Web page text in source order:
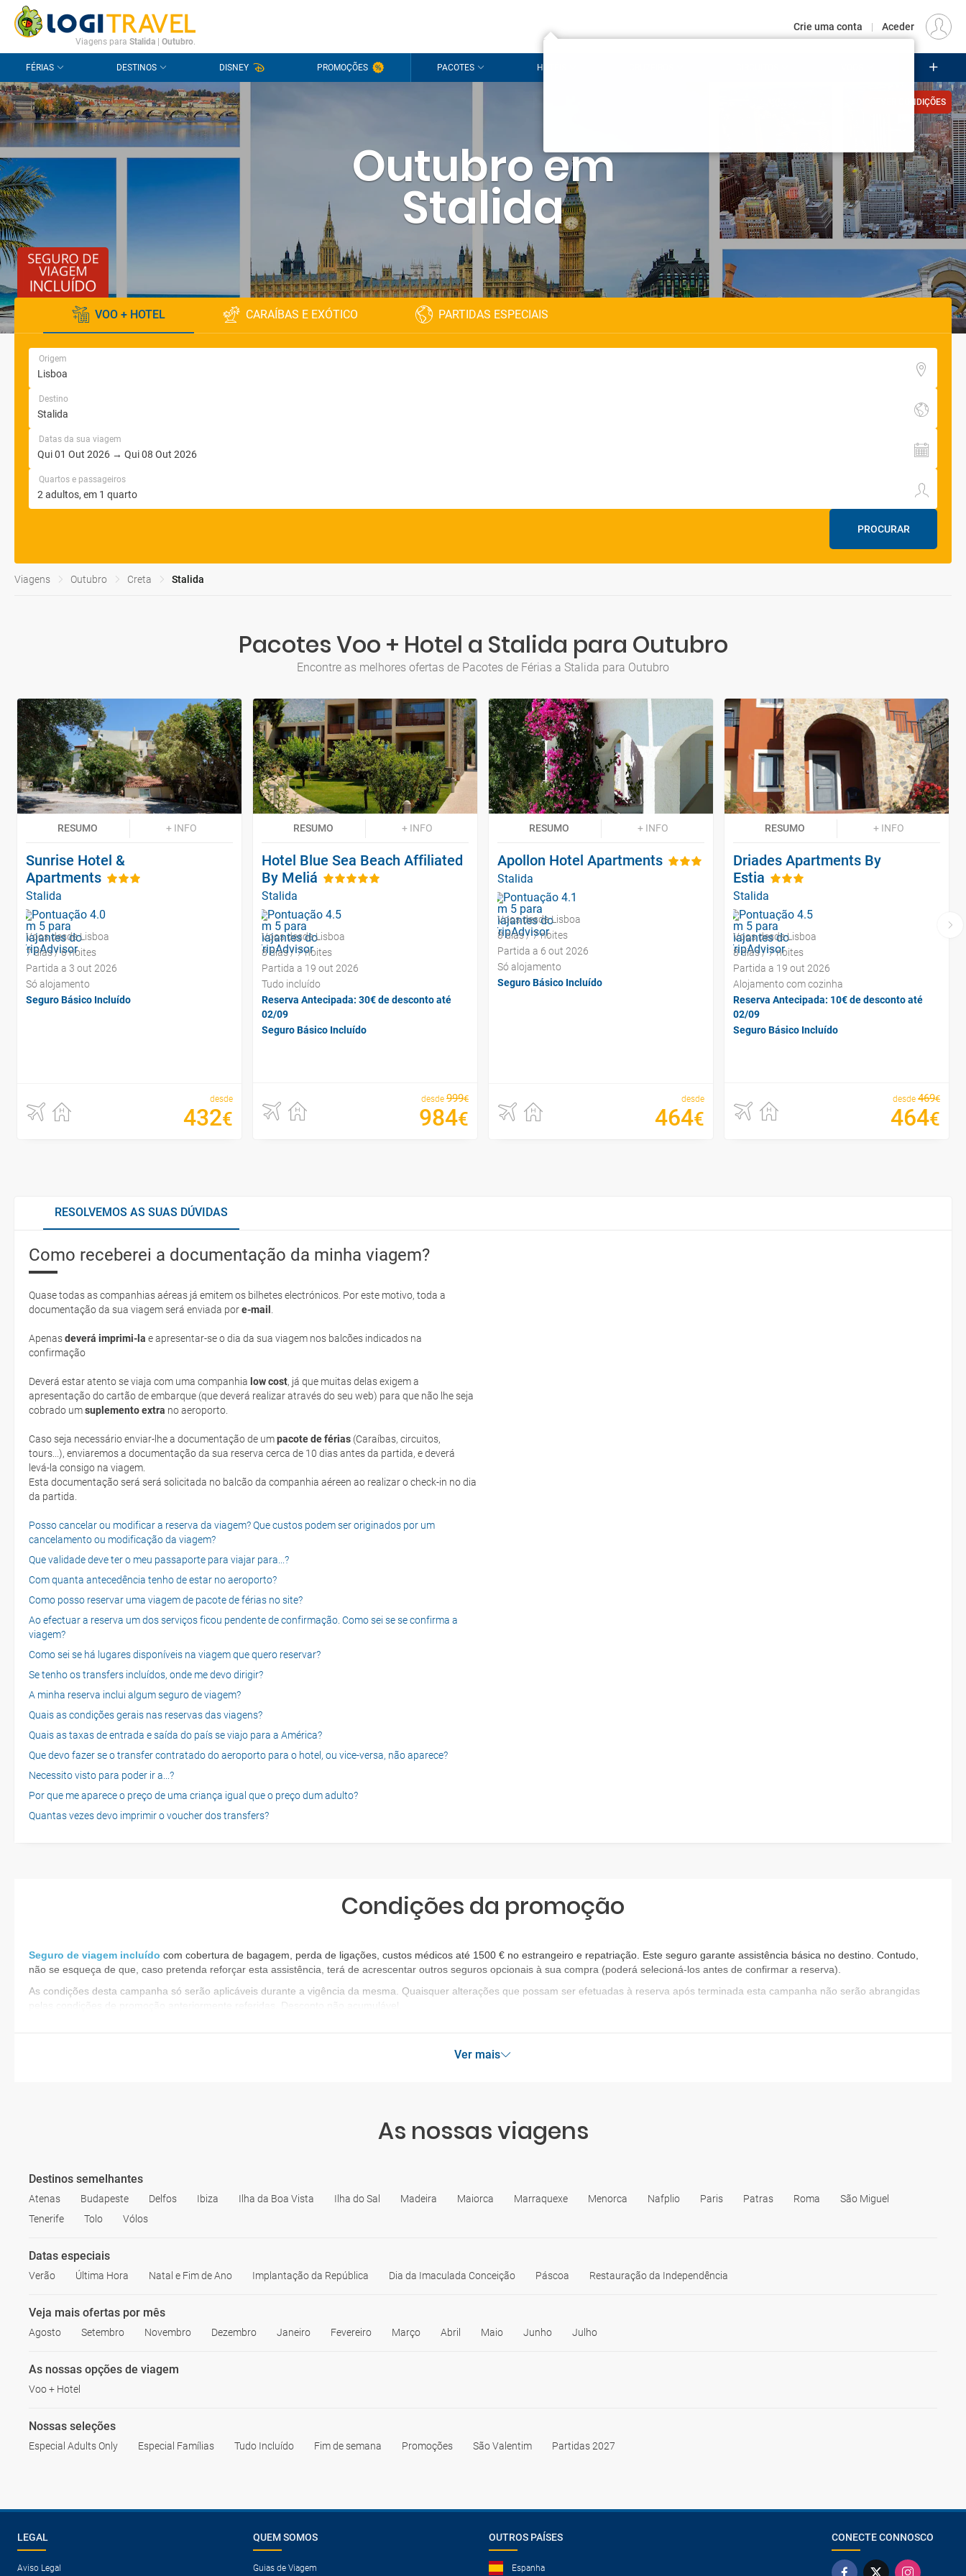
CONTACTO PERGUNTAS FREQUENTES EUR
Viagens para Stalida| Outubro.
Crie uma conta | Aceder
FÉRIAS DESTINOS DISNEY PROMOÇÕES PACOTES HOTÉIS
Outubro em
Stalida
VER CONDIÇÕES
VOO + HOTEL CARAÍBAS E EXÓTICO PARTIDAS ESPECIAIS
Origem
Destino
Datas da sua viagem
Quartos e passageiros
PROCURAR
Viagens Outubro Creta Stalida
Pacotes Voo + Hotel a Stalida para Outubro
Encontre as melhores ofertas de Pacotes de Férias a Stalida para Outubro
RESUMO + INFO
Sunrise Hotel &
Apartments
Stalida
Voos desde Lisboa
7 dias / 6 noites
Partida a 3 out 2026
Só alojamento
Seguro Básico Incluído
desde
432€
RESUMO + INFO
Hotel Blue Sea Beach Affiliated
By Meliá
Stalida
Voos desde Lisboa
8 dias / 7 noites
Partida a 19 out 2026
Tudo incluído
Reserva Antecipada: 30€ de desconto até
02/09
Seguro Básico Incluído
desde 999€
984€
RESUMO + INFO
Apollon Hotel Apartments
Stalida
Voos desde Lisboa
8 dias / 7 noites
Partida a 6 out 2026
Só alojamento
Seguro Básico Incluído
desde
464€
RESUMO + INFO
Driades Apartments By
Estia
Stalida
Voos desde Lisboa
8 dias / 7 noites
Partida a 19 out 2026
Alojamento com cozinha
Reserva Antecipada: 10€ de desconto até
02/09
Seguro Básico Incluído
desde 469€
464€
RESOLVEMOS AS SUAS DÚVIDAS
Como receberei a documentação da minha viagem?
Quase todas as companhias aéreas já emitem os bilhetes electrónicos. Por este motivo, toda a
documentação da sua viagem será enviada pore-mail
Apenasdeverá imprimi-la e apresentar-se o dia da sua viagem nos balcões indicados na
confirmação
Deverá estar atento se viaja com uma companhia low cost, já que muitas delas exigem a
apresentação do cartão de embarque (que deverá realizar através do seu web) para que não lhe seja
cobrado umsuplemento extra no aeroporto.
Caso seja necessário enviar-lhe a documentação de umpacote de férias (Caraíbas, circuitos,
tours...), enviaremos a documentação da sua reserva cerca de 10 dias antes da partida, e deverá
levá-la consigo na viagem.
Esta documentação será será solicitada no balcão da companhia aéreen ao realizar o check-in no dia
da partida.
Posso cancelar ou modificar a reserva da viagem? Que custos podem ser originados por um
cancelamento ou modificação da viagem?
Que validade deve ter o meu passaporte para viajar para...?
Com quanta antecedência tenho de estar no aeroporto?
Como posso reservar uma viagem de pacote de férias no site?
Ao efectuar a reserva um dos serviços ficou pendente de confirmação. Como sei se se confirma a
viagem?
Como sei se há lugares disponíveis na viagem que quero reservar?
Se tenho os transfers incluídos, onde me devo dirigir?
A minha reserva inclui algum seguro de viagem?
Quais as condições gerais nas reservas das viagens?
Quais as taxas de entrada e saída do país se viajo para a América?
Que devo fazer se o transfer contratado do aeroporto para o hotel, ou vice-versa, não aparece?
Necessito visto para poder ir a...?
Por que me aparece o preço de uma criança igual que o preço dum adulto?
Quantas vezes devo imprimir o voucher dos transfers?
Condições da promoção
Seguro de viagem incluído com cobertura de bagagem, perda de ligações, custos médicos até 1500 € no estrangeiro e repatriação. Este seguro garante assistência básica no destino. Contudo,
não se esqueça de que, caso pretenda reforçar esta assistência, terá de acrescentar outros seguros opcionais à sua compra (poderá selecioná-los antes de confirmar a reserva).
As condições desta campanha só serão aplicáveis durante a vigência da mesma. Quaisquer alterações que possam ser efetuadas à reserva após terminada esta campanha não serão abrangidas
pelas condições de promoção anteriormente referidas. Desconto não acumulável.
Ver mais
As nossas viagens
Destinos semelhantes
Atenas Budapeste Delfos Ibiza Ilha da Boa Vista Ilha do Sal Madeira Maiorca Marraquexe Menorca Nafplio Paris Patras Roma
São Miguel
Tenerife
Tolo Vólos
Datas especiais
Verão Última Hora Natal e Fim de Ano Implantação da República Dia da Imaculada Conceição Páscoa Restauração da Independência
Veja mais ofertas por mês
Agosto Setembro Novembro Dezembro Janeiro Fevereiro Março Abril Maio Junho Julho
As nossas opções de viagem
Voo + Hotel
Nossas seleções
Especial Adults Only Especial Famílias Tudo Incluído Fim de semana Promoções São Valentim Partidas 2027
LEGAL
Aviso Legal
QUEM SOMOS
Guias de Viagem
OUTROS PAÍSES
Espanha
CONECTE CONNOSCO